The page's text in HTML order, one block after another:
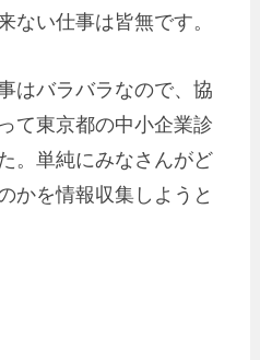
ない仕事は皆無です。
はバラバラなので、協
て東京都の中小企業診
。単純にみなさんがど
かを情報収集しようと